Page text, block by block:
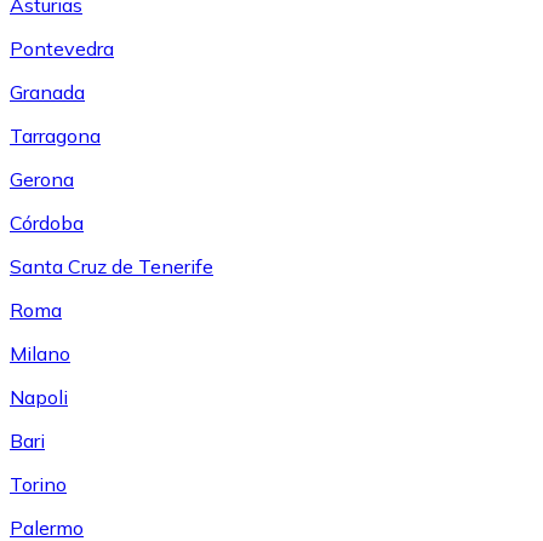
Pontevedra
Granada
Tarragona
Gerona
Córdoba
Santa Cruz de Tenerife
Roma
Milano
Napoli
Bari
Torino
Palermo